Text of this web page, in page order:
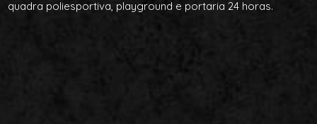
quadra poliesportiva, playground e portaria 24 horas.